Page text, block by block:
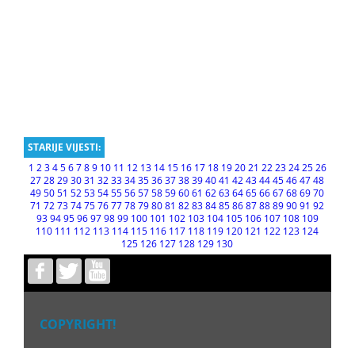
STARIJE VIJESTI:
1 23456789 10 11 12 13 14 15 16 17 18 192021 2223242526
27 28 29 30 31 32 33 34 35 36 37 38 39 40 41 42 43 44 45 46 47 48
49 50 51 52 53 54 55 56 57 58 59 60 61 62 63 64 65 66 67 68 69 70
71 72 73 74 75 76 77 78 79 80 81 82 83 84 85 86 87 88 89 90 91 92
93949596979899 100 101 102 103 104 105 106 107 108 109
110 111 112 113 114 115 116 117 118 119 120 121 122 123 124
125 126 127 128 129 130
COPYRIGHT!